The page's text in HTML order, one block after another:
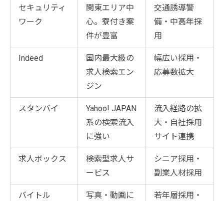
セキュリティ
ワーク
関東エリア中
心。寮付き案
件が豊富
交通誘導警
備・中高年採
用
Indeed
国内最大級の
求人検索エン
ジン
幅広い採用・
応募数拡大
スタンバイ
Yahoo! JAPAN
系の検索流入
に強い
流入経路の拡
大・自社採用
サイト連携
求人ボックス
検索型求人サ
ービス
シニア採用・
副業人材採用
バイトル 写真・動画に 若年層採用・